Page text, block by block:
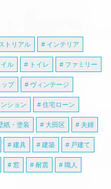
トリアル インテリア
ル トイレ ファミリー
ップ ヴィンテージ
ション 住宅ローン
紙・塗装 大田区 夫婦
建具 建築 戸建て
窓 耐震 職人